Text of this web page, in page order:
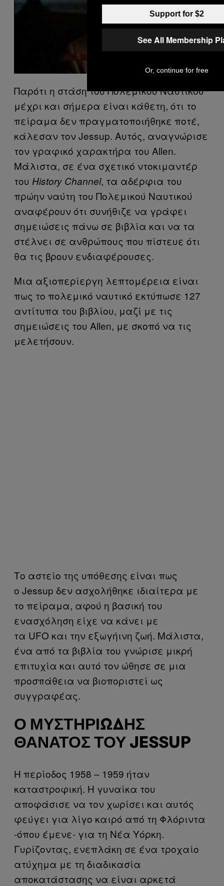
Παρότι η στάση του Πολεμικού Ναυτικού
μέχρι και σήμερα είναι κάθετη, ότι το
πείραμα δεν πραγματοποιήθηκε ποτέ,
κάλεσαν τον Jessup. Αυτός, αναγνώρισε
τον γραφικό χαρακτήρα του Allen.
Μάλιστα, σε ένα σχετικό ντοκιμαντέρ
του History Channel, τα αδέρφια του
πρώην ναύτη του Πολεμικού Ναυτικού
αναφέρουν ότι συνήθιζε να γράφει
σημειώσεις πάνω σε βιβλία και να τα
στέλνει σε ανθρώπους που πίστευε ότι
θα τις βρουν ενδιαφέρουσες.
Μια αξιοπερίεργη λεπτομέρεια είναι
πως το πολεμικό ναυτικό εκτύπωσε 127
αντίτυπα του βιβλίου, μαζί με τις
σημειώσεις του Allen, με σκοπό να τις
μελετήσουν.
Το αστείο της υπόθεσης είναι πως
ο Jessup δεν ασχολήθηκε ιδιαίτερα με
το πείραμα, αφού η βασική του
ενασχόληση είχε να κάνει με
τα UFO και την εξωγήινη ζωή. Μάλιστα,
ένα από τα βιβλία του γνώρισε μικρή
επιτυχία και αυτό τον ώθησε σε μια
προσπάθεια να βιοποριστεί ως
συγγραφέας.
Ο ΜΥΣΤΗΡΙΏΔΗΣ
ΘΆΝΑΤΟΣ ΤΟΥ JESSUP
Η περίοδος 1958 – 1959 ήταν
καταστροφική. Η γυναίκα του
αποφάσισε να τον χωρίσει και αυτός
φεύγει για λίγο καιρό από τη Φλόριντα
-όπου έμενε- για τη Νέα Υόρκη.
Γυρίζοντας, ενεπλάκη σε ένα τροχαίο
ατύχημα με τη διαδικασία
αποκατάστασης να είναι αρκετά
Support for $2
See All Membership
Or, continue for free